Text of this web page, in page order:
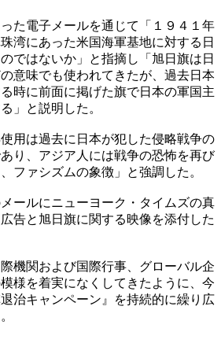
た電子メールを通じて「１９４１年
湾にあった米国海軍基地に対する日
ではないか」と指摘し「旭日旗は日
意味でも使われてきたが、過去日本
時に前面に掲げた旗で日本の軍国主
」と説明した。
用は過去に日本が犯した侵略戦争の
り、アジア人には戦争の恐怖を再び
ファシズムの象徴」と強調した。
ールにニューヨーク・タイムズの真
告と旭日旗に関する映像を添付した
機関および国際行事、グローバル企
様を着実になくしてきたように、今
治キャンペーン』を持続的に繰り広